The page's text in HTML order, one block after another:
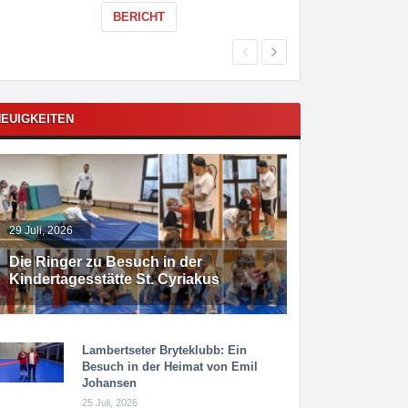
BERICHT
Die Ringer zu Besuch in der
Kindertagesstätte St. Cyriakus
29 Juli, 2026
Lambertseter Bryteklubb: Ein
Besuch in der Heimat von Emil
Johansen
25 Juli, 2026